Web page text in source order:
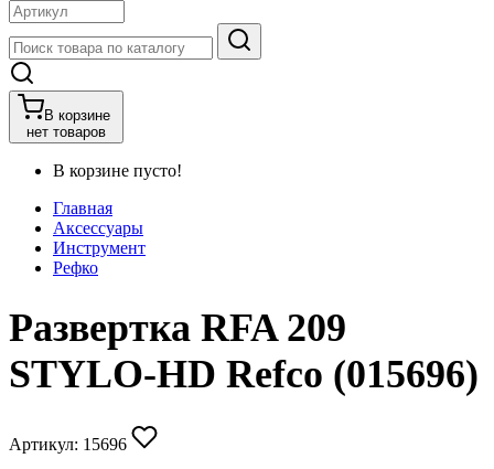
В корзине
нет товаров
В корзине пусто!
Главная
Аксессуары
Инструмент
Рефко
Развертка RFA 209
STYLO-HD Refco (015696)
Артикул: 15696